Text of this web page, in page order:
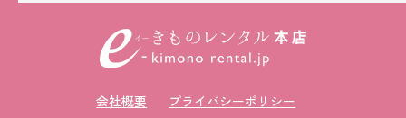
会社概要
プライバシーポリシー